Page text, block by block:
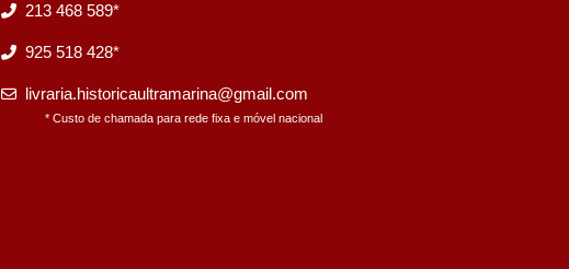
213 468 589*
925 518 428*
livraria.historicaultramarina@gmail.com
* Custo de chamada para rede fixa e móvel nacional